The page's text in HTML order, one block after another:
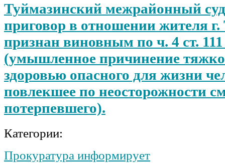
Туймазинский межрайонный
приговор в отношении жителя
признан виновным по ч. 4 ст.
(умышленное причинение
здоровью опасного для жизни
повлекшее по неосторожности
потерпевшего).
Категории:
Прокуратура информирует